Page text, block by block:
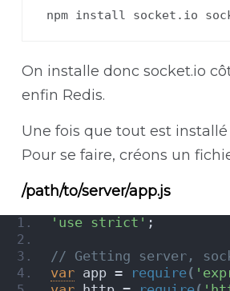
npm install socket.io
On installe donc socket.io
enfin Redis.
Une fois que tout est
Pour se faire, créons un
/path/to/server/app.js
'use strict' ;
// Getting server,
var app = require(